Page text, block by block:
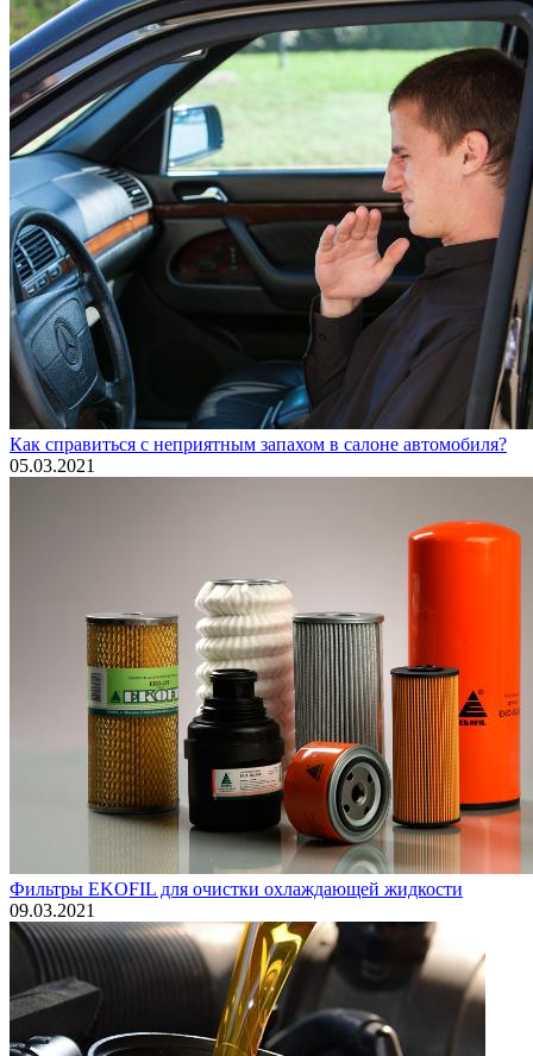
Как справиться с неприятным запахом в салоне автомобиля?
05.03.2021
Фильтры EKOFIL для очистки охлаждающей жидкости
09.03.2021